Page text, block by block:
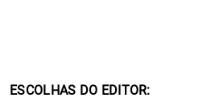
ESCOLHAS DO EDITOR